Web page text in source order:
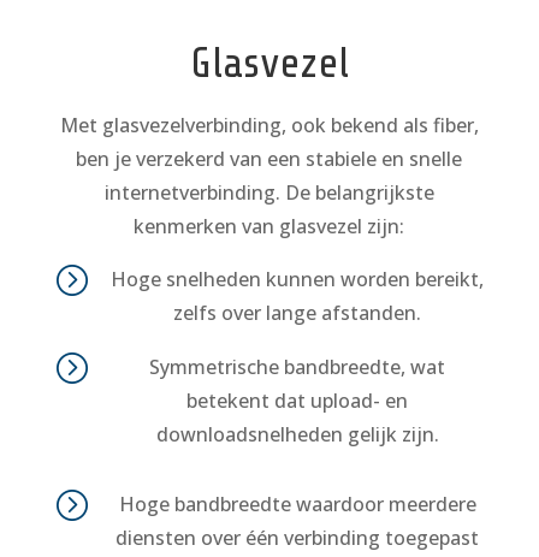
Glasvezel
Met glasvezelverbinding, ook bekend als fiber,
ben je verzekerd van een stabiele en snelle
internetverbinding. De belangrijkste
kenmerken van glasvezel zijn:
=
Hoge snelheden kunnen worden bereikt,
zelfs over lange afstanden.
=
Symmetrische bandbreedte, wat
betekent dat upload- en
downloadsnelheden gelijk zijn.
=
Hoge bandbreedte waardoor meerdere
diensten over één verbinding toegepast